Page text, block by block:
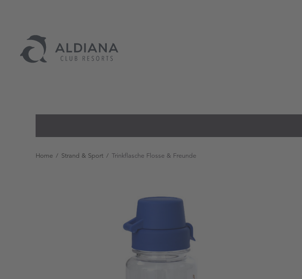
Home / Strand & Sport / Trinkflasche Flosse & Freunde